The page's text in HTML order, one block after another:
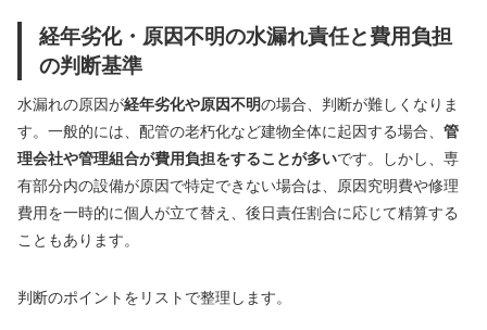
経年劣化・原因不明の水漏れ責任と費用負担
の判断基準
水漏れの原因が経年劣化や原因不明の場合、判断が難しくなりま
す。一般的には、配管の老朽化など建物全体に起因する場合、 管
理会社や管理組合が費用負担をすることが多いです。しかし、専
有部分内の設備が原因で特定できない場合は、原因究明費や修理
費用を一時的に個人が立て替え、後日責任割合に応じて精算する
こともあります。
判断のポイントをリストで整理します。